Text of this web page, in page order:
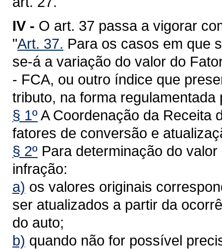
IV - O art. 37 passa a vigorar
"Art. 37. Para os casos em que
se-á a variação do valor do
- FCA, ou outro índice que
tributo, na forma
§ 1ºA Coordenação da Receita
fatores de conversão e
§ 2º Para determinação do
infração:
a) os valores originais
ser atualizados a partir da
do auto;
b) quando não for possível